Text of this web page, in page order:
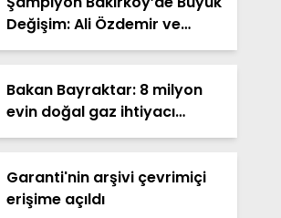
Değişim: Ali Özdemir ve
Tuğba Çömlekçioğlu Dönemi
Bakan Bayraktar: 8 milyon
evin doğal gaz ihtiyacı
Sakarya Gaz Sahamızdan
Garanti'nin arşivi çevrimiçi
erişime açıldı